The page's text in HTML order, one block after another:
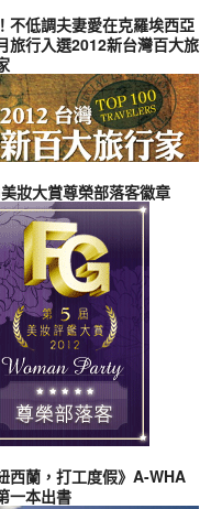
不低調夫妻愛在克羅埃西亞
旅行入選2012新台灣百大旅
妝大賞尊榮部落客徽章
西蘭，打工度假》A-WHA
一本出書